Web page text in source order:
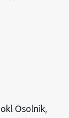
Osolnik,